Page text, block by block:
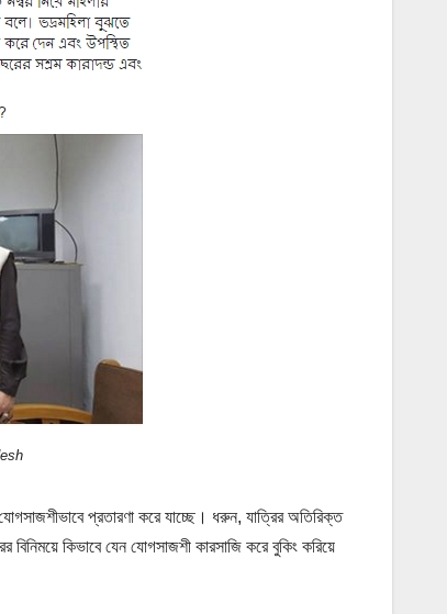
প্রতারণা করে যাচ্ছে। ধরুন, যাত্রির অতিরিক্ত
কিভাবে যেন যোগসাজশী কারসাজি করে বুকিং করিয়ে